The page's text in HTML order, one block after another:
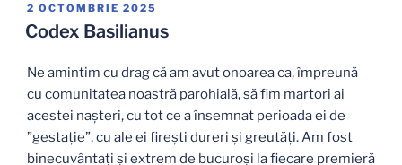
PUBLICAT
PE
2 OCTOMBRIE 2025
Codex Basilianus
Ne amintim cu drag că am avut onoarea ca, împreună
cu comunitatea noastră parohială, să fim martori ai
acestei nașteri, cu tot ce a însemnat perioada ei de
”gestație”, cu ale ei firești dureri și greutăți. Am fost
binecuvântați și extrem de bucuroși la fiecare premieră